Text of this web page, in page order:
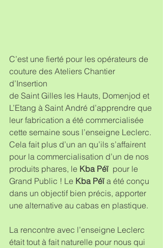
C’est une fierté pour les opérateurs de
couture des Ateliers Chantier
d’Insertion
de Saint Gilles les Hauts, Domenjod et
L’Etang à Saint André d’apprendre que
leur fabrication a été commercialisée
cette semaine sous l’enseigne Leclerc.
Cela fait plus d’un an qu’ils s’affairent
pour la commercialisation d’un de nos
produits phares, le Kba Péï
  pour le
Grand Public ! Le Kba Péï a été conçu
dans un objectif bien précis, apporter
une alternative au cabas en plastique.
La rencontre avec l’enseigne Leclerc
était tout à fait naturelle pour nous qui